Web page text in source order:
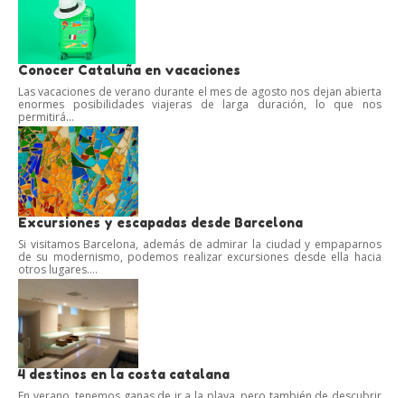
Conocer Cataluña en vacaciones
Las vacaciones de verano durante el mes de agosto nos dejan abierta
enormes posibilidades viajeras de larga duración, lo que nos
permitirá...
Excursiones y escapadas desde Barcelona
Si visitamos Barcelona, además de admirar la ciudad y empaparnos
de su modernismo, podemos realizar excursiones desde ella hacia
otros lugares....
4 destinos en la costa catalana